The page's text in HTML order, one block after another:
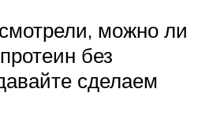
можно ли
без
сделаем